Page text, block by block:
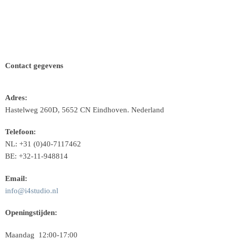
Contact gegevens
Adres:
Hastelweg 260D, 5652 CN Eindhoven. Nederland
Telefoon:
NL: +31 (0)40-7117462
BE: +32-11-948814
Email:
info@i4studio.nl
Openingstijden:
Maandag 12:00-17:00